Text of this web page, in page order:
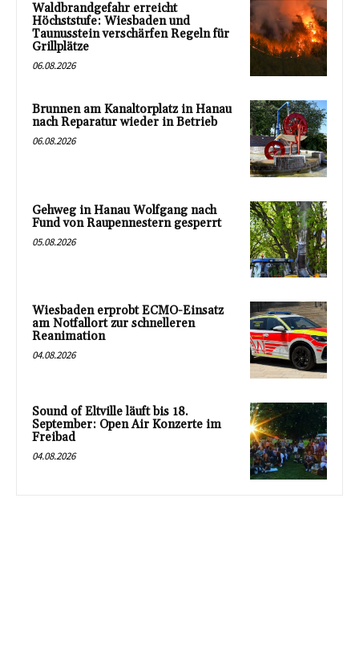
Waldbrandgefahr erreicht
Höchststufe: Wiesbaden und
Taunusstein verschärfen Regeln für
Grillplätze
06.08.2026
Brunnen am Kanaltorplatz in Hanau
nach Reparatur wieder in Betrieb
06.08.2026
Gehweg in Hanau Wolfgang nach
Fund von Raupennestern gesperrt
05.08.2026
Wiesbaden erprobt ECMO-Einsatz
am Notfallort zur schnelleren
Reanimation
04.08.2026
Sound of Eltville läuft bis 18.
September: Open Air Konzerte im
Freibad
04.08.2026